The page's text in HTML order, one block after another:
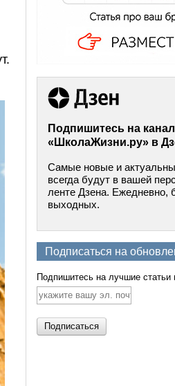
Подпишитесь на канал
«ШколаЖизни.ру» в
Самые новые и
всегда будут в вашей
ленте Дзена. Ежедневно,
выходных.
Подписаться на
Подпишитесь на лучшие статьи